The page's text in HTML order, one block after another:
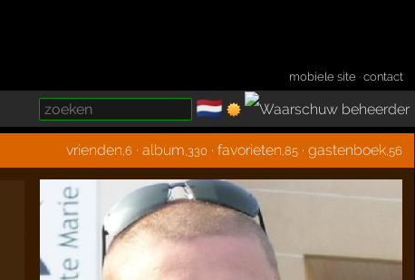
mobiele site ·contact
🇳🇱
vrienden ,6 ·album ,330 ·favorieten ,85 ·gastenboek,56